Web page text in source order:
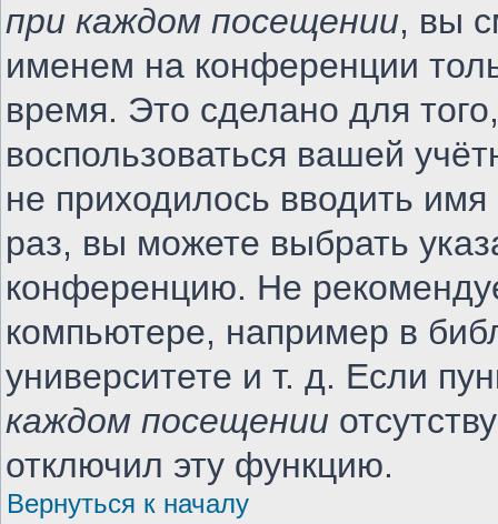
при каждом посещении, вы
именем на конференции
время. Это сделано для
воспользоваться вашей
не приходилось вводить
раз, вы можете выбрать
конференцию. Не
компьютере, например в
университете и т. д. Если
каждом посещении
отключил эту функцию.
Вернуться к началу